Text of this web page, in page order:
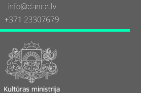
info@dance.lv
+371 23307679